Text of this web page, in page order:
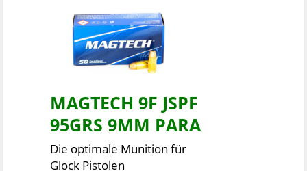
MAGTECH 9F JSPF
95GRS 9MM PARA
Die optimale Munition für
Glock Pistolen